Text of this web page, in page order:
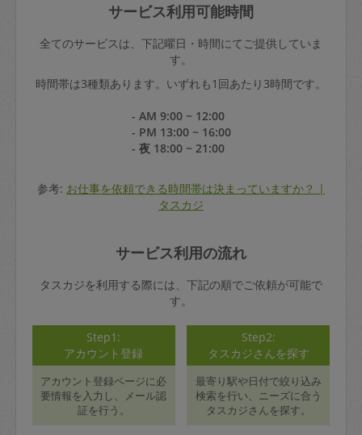
サービス利用可能時間
全てのサービスは、下記曜日・時間にてご提供していま
す。
時間帯は3種類あります。いずれも1回あたり3時間です。
- AM 9:00 ~ 12:00
- PM 13:00 ~ 16:00
- 夜 18:00 ~ 21:00
参考: お仕事を依頼できる時間帯は決まっていますか？ |
タスカジ
サービス利用の流れ
タスカジを利用する際には、下記の順でご依頼が可能で
す。
Step1:
アカウント登録
アカウント登録ページに必
要情報を入力し、メール認
証を行う。
Step2:
タスカジさんを探す
最寄り駅や日付で絞り込み
検索を行い、ニーズに合う
タスカジさんを探す。